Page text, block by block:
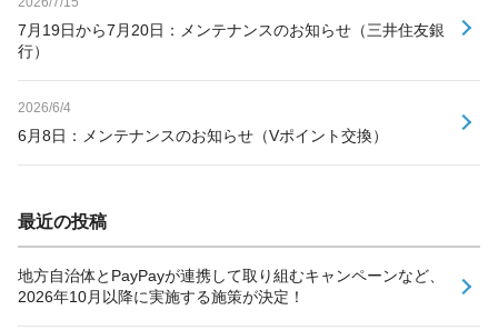
7月19日から7月20日：メンテナンスのお知らせ（三井住友銀
行）
2026/6/4
6月8日：メンテナンスのお知らせ（Vポイント交換）
最近の投稿
地方自治体とPayPayが連携して取り組むキャンペーンなど、
2026年10月以降に実施する施策が決定！